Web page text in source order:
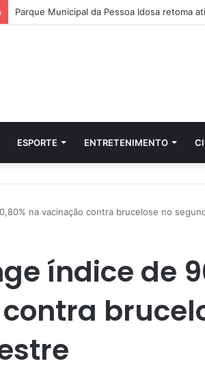
ESPORTE ENTRETENIMENTO
na vacinação contra brucelose no
índice de